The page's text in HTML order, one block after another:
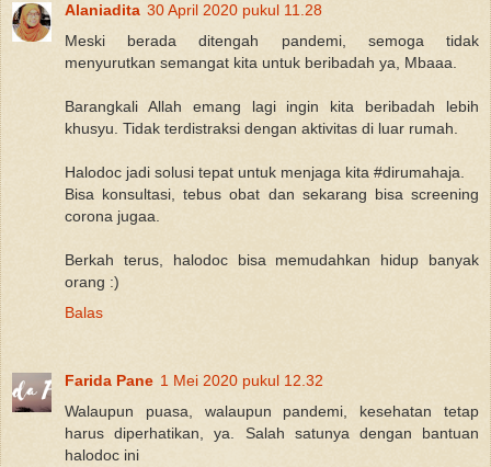
Alaniadita 30 April 2020 pukul 11.28
Meski berada ditengah pandemi, semoga tidak
menyurutkan semangat kita untuk beribadah ya, Mbaaa.
Barangkali Allah emang lagi ingin kita beribadah lebih
khusyu. Tidak terdistraksi dengan aktivitas di luar rumah.
Halodoc jadi solusi tepat untuk menjaga kita #dirumahaja.
Bisa konsultasi, tebus obat dan sekarang bisa screening
corona jugaa.
Berkah terus, halodoc bisa memudahkan hidup banyak
orang :)
Balas
Farida Pane 1 Mei 2020 pukul 12.32
Walaupun puasa, walaupun pandemi, kesehatan tetap
harus diperhatikan, ya. Salah satunya dengan bantuan
halodoc ini